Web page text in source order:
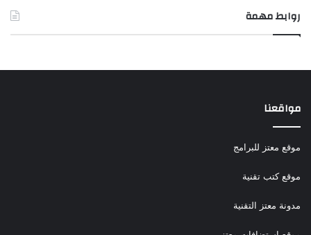
روابط مهمة
مواقعنا
موقع معتز للبرامج
موقع كتب تقنية
مدونة معتز التقنية